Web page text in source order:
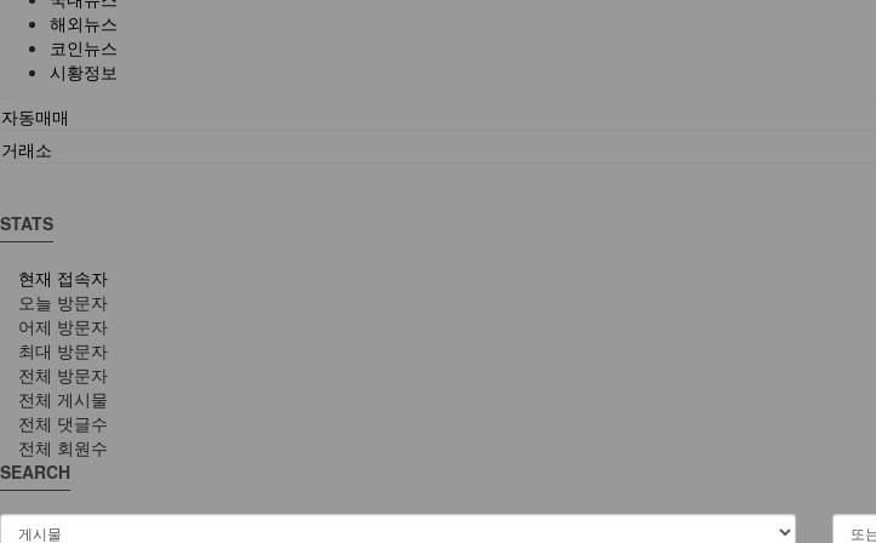
해외뉴스
코인뉴스
시황정보
자동매매
거래소
STATS
현재 접속자
오늘 방문자
어제 방문자
최대 방문자
전체 방문자
전체 게시물
전체 댓글수
전체 회원수
SEARCH